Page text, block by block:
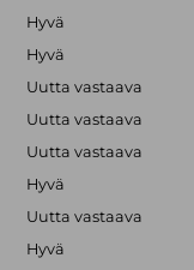
Hyvä
Hyvä
Uutta vastaava
Uutta vastaava
Uutta vastaava
Hyvä
Uutta vastaava
Hyvä